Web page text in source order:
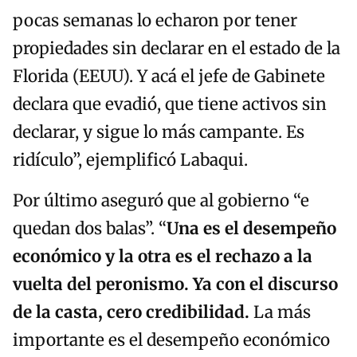
pocas semanas lo echaron por tener
propiedades sin declarar en el estado de la
Florida (EEUU). Y acá el jefe de Gabinete
declara que evadió, que tiene activos sin
declarar, y sigue lo más campante. Es
ridículo”, ejemplificó Labaqui.
Por último aseguró que al gobierno “e
quedan dos balas”. “Una es el desempeño
económico y la otra es el rechazo a la
vuelta del peronismo. Ya con el discurso
de la casta, cero credibilidad. La más
importante es el desempeño económico